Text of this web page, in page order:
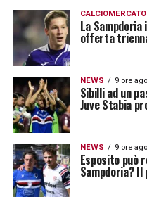
CALCIOMERCATO
La
offerta
NEWS 9 ore ago
Sibilli ad un
Juve Stabia
NEWS 9 ore ago
Esposito può
Sampdoria?